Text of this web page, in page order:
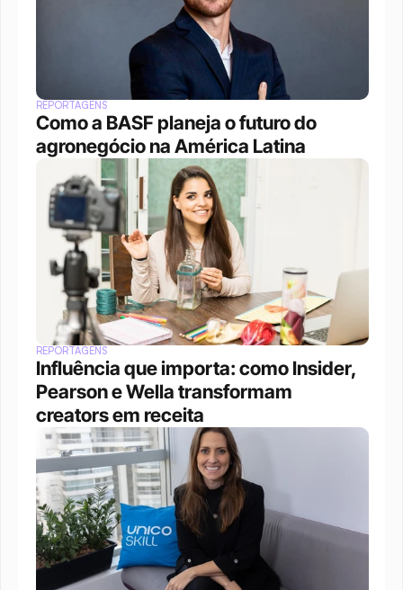
REPORTAGENS
Como a BASF planeja o futuro do
agronegócio na América Latina
REPORTAGENS
Influência que importa: como Insider,
Pearson e Wella transformam
creators em receita